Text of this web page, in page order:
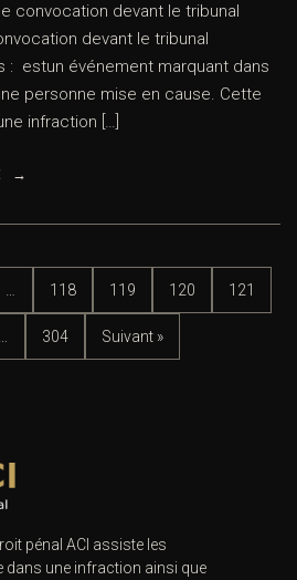
convocation devant le tribunal
devant le tribunal
: estun événement marquant dans
personne mise en cause. Cette
infraction […]
118 119 120 121
304 Suivant »
pénal ACI assiste les
dans une infraction ainsi que